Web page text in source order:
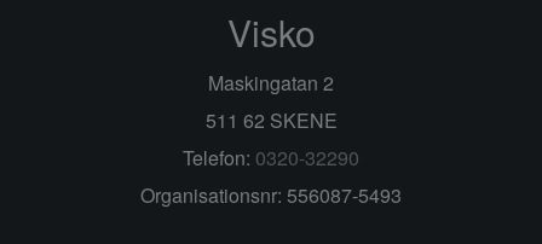
Visko
Maskingatan 2
511 62 SKENE
Telefon: 0320-32290
Organisationsnr: 556087-5493